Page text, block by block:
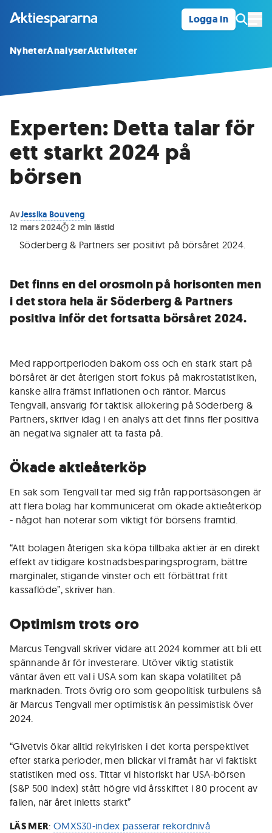
Logga in
NyheterAnalyserAktiviteter
Experten: Detta talar för
ett starkt 2024 på
börsen
AvJessika Bouveng
12 mars 2024
2 min lästid
Söderberg & Partners ser positivt på börsåret 2024.
Det finns en del orosmoln på horisonten men
i det stora hela är Söderberg & Partners
positiva inför det fortsatta börsåret 2024.
Med rapportperioden bakom oss och en stark start på
börsåret är det återigen stort fokus på makrostatistiken,
kanske allra främst inflationen och räntor. Marcus
Tengvall, ansvarig för taktisk allokering på Söderberg &
Partners, skriver idag i en analys att det finns fler positiva
än negativa signaler att ta fasta på.
Ökade aktieåterköp
En sak som Tengvall tar med sig från rapportsäsongen är
att flera bolag har kommunicerat om ökade aktieåterköp
- något han noterar som viktigt för börsens framtid.
“Att bolagen återigen ska köpa tillbaka aktier är en direkt
effekt av tidigare kostnadsbesparingsprogram, bättre
marginaler, stigande vinster och ett förbättrat fritt
kassaflöde”, skriver han.
Optimism trots oro
Marcus Tengvall skriver vidare att 2024 kommer att bli ett
spännande år för investerare. Utöver viktig statistik
väntar även ett val i USA som kan skapa volatilitet på
marknaden. Trots övrig oro som geopolitisk turbulens så
är Marcus Tengvall mer optimistisk än pessimistisk över
2024.
“Givetvis ökar alltid rekylrisken i det korta perspektivet
efter starka perioder, men blickar vi framåt har vi faktiskt
statistiken med oss. Tittar vi historiskt har USA-börsen
(S&P 500 index) stått högre vid årsskiftet i 80 procent av
fallen, när året inletts starkt”
LÄS MER: OMXS30-index passerar rekordnivå